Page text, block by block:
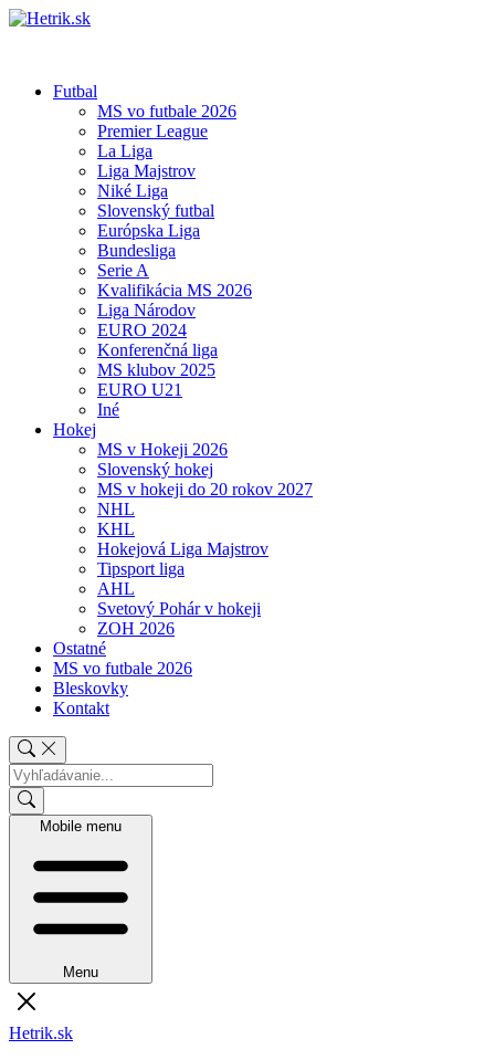
Futbal
MS vo futbale 2026
Premier League
La Liga
Liga Majstrov
Niké Liga
Slovenský futbal
Európska Liga
Bundesliga
Serie A
Kvalifikácia MS 2026
Liga Národov
EURO 2024
Konferenčná liga
MS klubov 2025
EURO U21
Iné
Hokej
MS v Hokeji 2026
Slovenský hokej
MS v hokeji do 20 rokov 2027
NHL
KHL
Hokejová Liga Majstrov
Tipsport liga
AHL
Svetový Pohár v hokeji
ZOH 2026
Ostatné
MS vo futbale 2026
Bleskovky
Kontakt
Mobile menu
Menu
Hetrik.sk